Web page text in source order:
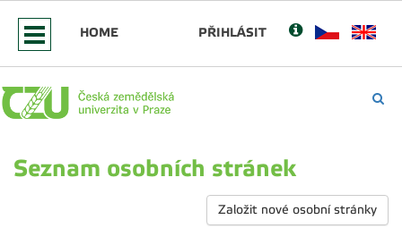
HOME PŘIHLÁSIT
Seznam osobních stránek
Založit nové osobní stránky